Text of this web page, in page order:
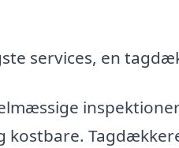
services, en
kostbare.